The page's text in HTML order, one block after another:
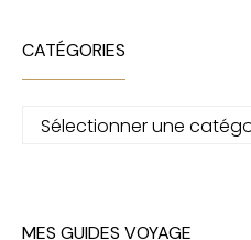
CATÉGORIES
Catégories
MES GUIDES VOYAGE